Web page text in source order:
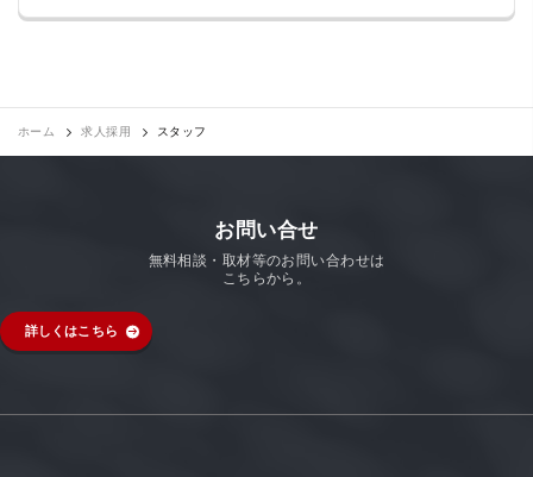
ホーム 求人採用 スタッフ
お問い合せ
無料相談・取材等のお問い合わせは
こちらから。
詳しくはこちら